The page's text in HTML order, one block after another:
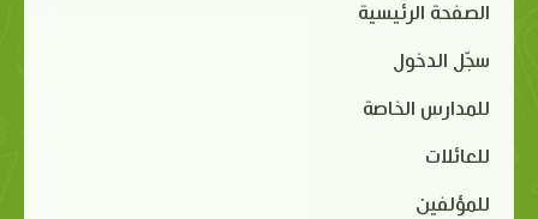
الصفحة الرئيسية
سجّل الدخول
للمدارس الخاصة
للعائلات
للمؤلفين